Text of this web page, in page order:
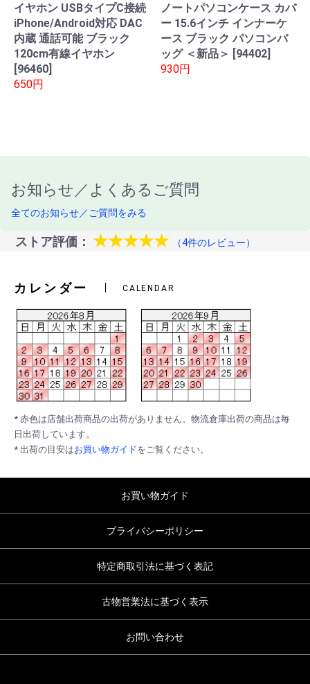
イヤホン USBタイプC接続
iPhone/Android対応 DAC
内蔵 通話可能 ブラック
120cm有線イヤホン
[96460]
650円
ノートパソコンケース カバ
ー 15.6インチ インナーケ
ース ブラック パソコンバ
ッグ ＜新品＞ [94402]
930円
お知らせ／よくあるご質問
全てのお知らせ／ご質問をみる
ストア評価： ★★★★★ （4件のレビュー）
カレンダー CALENDAR
* 赤色は店舗出荷商品の出荷がありません。物流倉庫出荷の商品は毎
日出荷しています。
* 出荷の目安はお買い物ガイドをご覧ください。
お買い物ガイド
プライバシーポリシー
特定商取引法に基づく表記
古物営業法に基づく表示
お問い合わせ